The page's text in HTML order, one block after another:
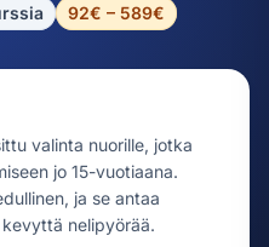
92€ – 589€
valinta nuorille, jotka
jo 15-vuotiaana.
ja se antaa
nelipyörää.